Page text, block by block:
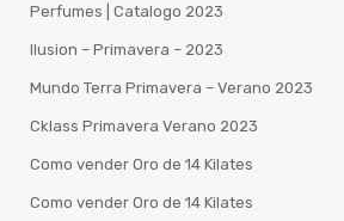
Perfumes | Catalogo 2023
Ilusion – Primavera – 2023
Mundo Terra Primavera – Verano 2023
Cklass Primavera Verano 2023
Como vender Oro de 14 Kilates
Como vender Oro de 14 Kilates